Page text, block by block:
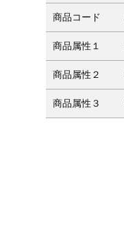
商品コード
商品属性１
商品属性２
商品属性３